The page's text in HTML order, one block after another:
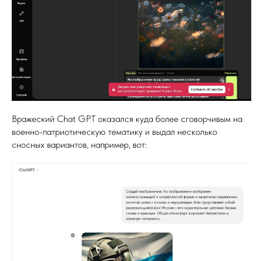
Вражеский Chat GPT оказался куда более сговорчивым на
военно-патриотическую тематику и выдал несколько
сносных вариантов, например, вот: